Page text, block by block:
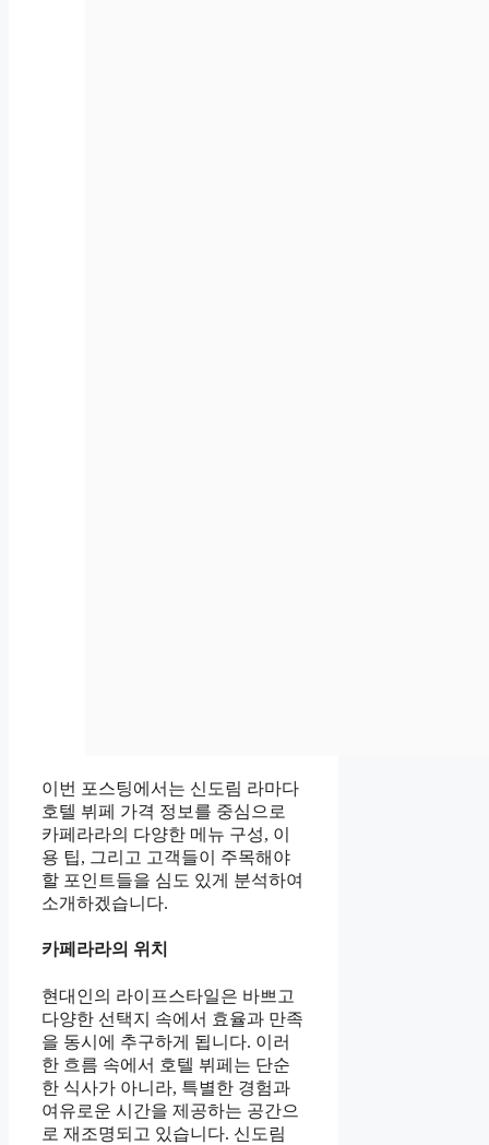
이번 포스팅에서는 신도림 라마다
호텔 뷔페 가격 정보를 중심으로
카페라라의 다양한 메뉴 구성, 이
용 팁, 그리고 고객들이 주목해야
할 포인트들을 심도 있게 분석하여
소개하겠습니다.
카페라라의 위치
현대인의 라이프스타일은 바쁘고
다양한 선택지 속에서 효율과 만족
을 동시에 추구하게 됩니다. 이러
한 흐름 속에서 호텔 뷔페는 단순
한 식사가 아니라, 특별한 경험과
여유로운 시간을 제공하는 공간으
로 재조명되고 있습니다. 신도림